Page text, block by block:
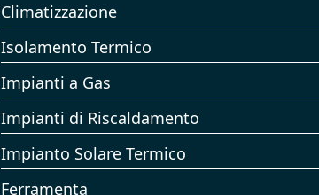
Climatizzazione
Isolamento Termico
Impianti a Gas
Impianti di Riscaldamento
Impianto Solare Termico
Ferramenta